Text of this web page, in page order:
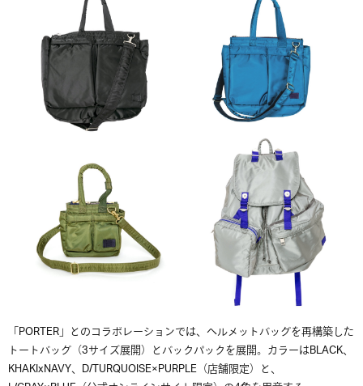
「PORTER」とのコラボレーションでは、ヘルメットバッグを再構築した
トートバッグ（3サイズ展開）とバックパックを展開。カラーはBLACK、
KHAKIxNAVY、D/TURQUOISE×PURPLE（店舗限定）と、